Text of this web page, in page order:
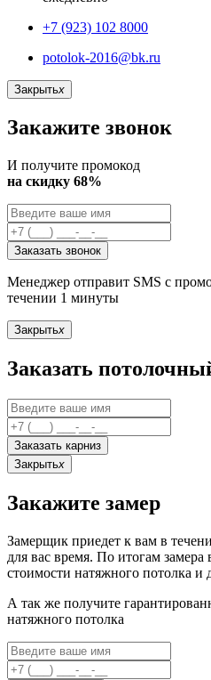
+7 (923) 102 8000
potolok-2016@bk.ru
Закрытьx
Закажите звонок
И получите промокод
на скидку 68%
Заказать звонок
Менеджер отправит SMS с
течении 1 минуты
Закрытьx
Заказать
Заказать карниз
Закрытьx
Закажите замер
Замерщик приедет к вам в
для вас время. По итогам замера
стоимости натяжного потолка и
А так же получите
натяжного потолка